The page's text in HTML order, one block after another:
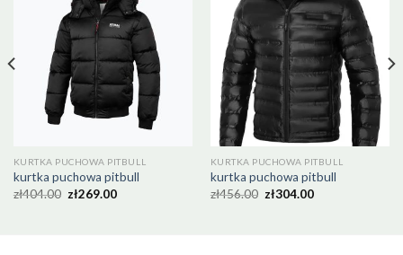
KURTKA PUCHOWA PITBULL
kurtka puchowa pitbull
zł404.00 zł269.00
KURTKA PUCHOWA PITBULL
kurtka puchowa pitbull
zł456.00 zł304.00